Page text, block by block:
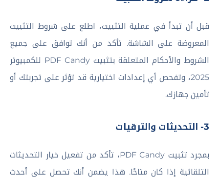
قبل أن تبدأ في عملية التثبيت، اطلع على شروط التثبيت
المعروضة على الشاشة. تأكد من أنك توافق على جميع
الشروط والأحكام المتعلقة بتثبيت PDF Candy للكمبيوتر
2025، وتفحص أي إعدادات اختيارية قد تؤثر على تجربتك أو
تأمين جهازك.
3- التحديثات والترقيات
بمجرد تثبيت PDF Candy، تأكد من تفعيل خيار التحديثات
التلقائية إذا كان متاحًا. هذا يضمن أنك تحصل على أحدث